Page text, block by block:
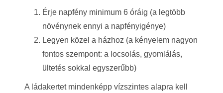
Érje napfény minimum 6 óráig (a legtöbb
növénynek ennyi a napfényigénye)
Legyen közel a házhoz (a kényelem nagyon
fontos szempont: a locsolás, gyomlálás,
ültetés sokkal egyszerűbb)
A ládakertet mindenképp vízszintes alapra kell